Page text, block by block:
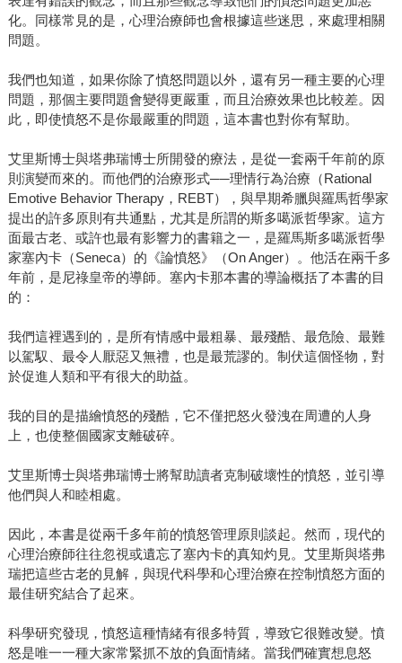
化。同樣常見的是，心理治療師也會根據這些迷思，來處理相關
問題。
我們也知道，如果你除了憤怒問題以外，還有另一種主要的心理
問題，那個主要問題會變得更嚴重，而且治療效果也比較差。因
此，即使憤怒不是你最嚴重的問題，這本書也對你有幫助。
艾里斯博士與塔弗瑞博士所開發的療法，是從一套兩千年前的原
則演變而來的。而他們的治療形式──理情行為治療（Rational
Emotive Behavior Therapy，REBT），與早期希臘與羅馬哲學家
提出的許多原則有共通點，尤其是所謂的斯多噶派哲學家。這方
面最古老、或許也最有影響力的書籍之一，是羅馬斯多噶派哲學
家塞內卡（Seneca）的《論憤怒》（On Anger）。他活在兩千多
年前，是尼祿皇帝的導師。塞內卡那本書的導論概括了本書的目
的：
我們這裡遇到的，是所有情感中最粗暴、最殘酷、最危險、最難
以駕馭、最令人厭惡又無禮，也是最荒謬的。制伏這個怪物，對
於促進人類和平有很大的助益。
我的目的是描繪憤怒的殘酷，它不僅把怒火發洩在周遭的人身
上，也使整個國家支離破碎。
艾里斯博士與塔弗瑞博士將幫助讀者克制破壞性的憤怒，並引導
他們與人和睦相處。
因此，本書是從兩千多年前的憤怒管理原則談起。然而，現代的
心理治療師往往忽視或遺忘了塞內卡的真知灼見。艾里斯與塔弗
瑞把這些古老的見解，與現代科學和心理治療在控制憤怒方面的
最佳研究結合了起來。
科學研究發現，憤怒這種情緒有很多特質，導致它很難改變。憤
怒是唯一一種大家常緊抓不放的負面情緒。當我們確實想息怒